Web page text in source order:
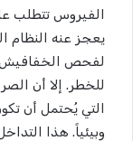
الفيروس تتطلب
يعجز عنه النظام
لفحص الخفافيش
للخطر. إلا أن
التي يُحتمل أن
وبيئياً. هذا